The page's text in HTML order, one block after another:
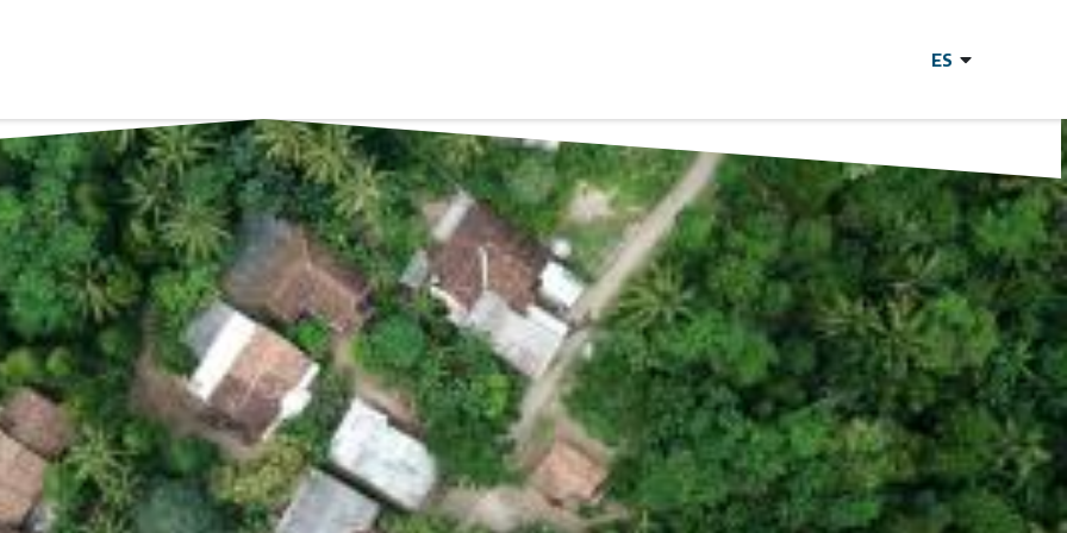
integrados para una
del suelo, la vivienda y el hábitat